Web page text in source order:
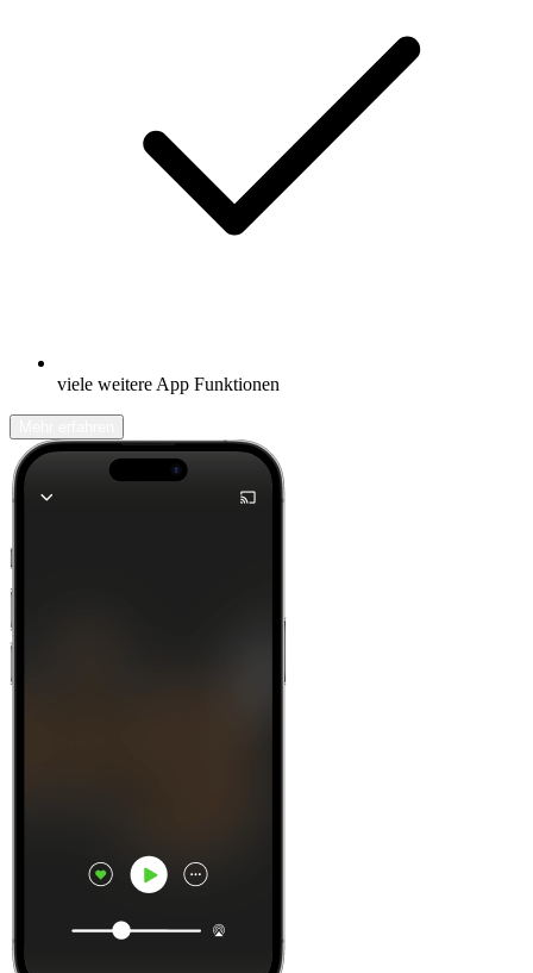
viele weitere App Funktionen